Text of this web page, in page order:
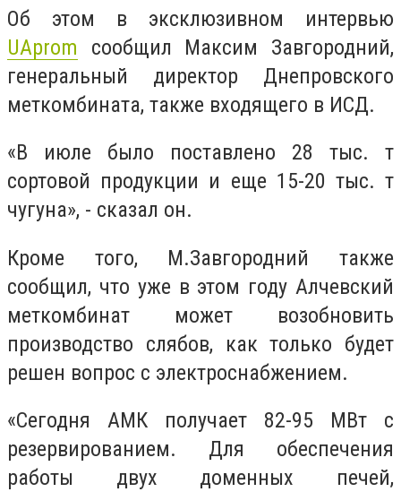
Об этом в эксклюзивном интервью
UAprom сообщил Максим Завгородний,
генеральный директор Днепровского
меткомбината, также входящего в ИСД.
«В июле было поставлено 28 тыс. т
сортовой продукции и еще 15-20 тыс. т
чугуна», - сказал он.
Кроме того, М.Завгородний также
сообщил, что уже в этом году Алчевский
меткомбинат может возобновить
производство слябов, как только будет
решен вопрос с электроснабжением.
«Сегодня АМК получает 82-95 МВт с
резервированием. Для обеспечения
работы двух доменных печей,